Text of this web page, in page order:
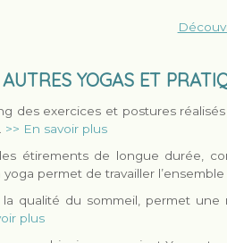
YOGAS ET
des exercices et postures
>> En savoir plus
étirements de longue durée,
permet de travailler
la qualité du sommeil, permet
plus